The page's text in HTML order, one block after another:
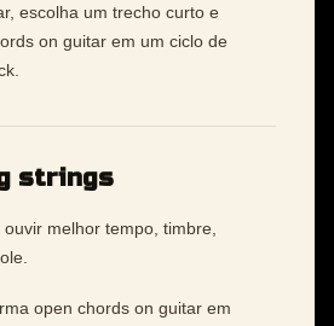
escolha um trecho curto e
on guitar em um ciclo de
strings
melhor tempo, timbre,
open chords on guitar em